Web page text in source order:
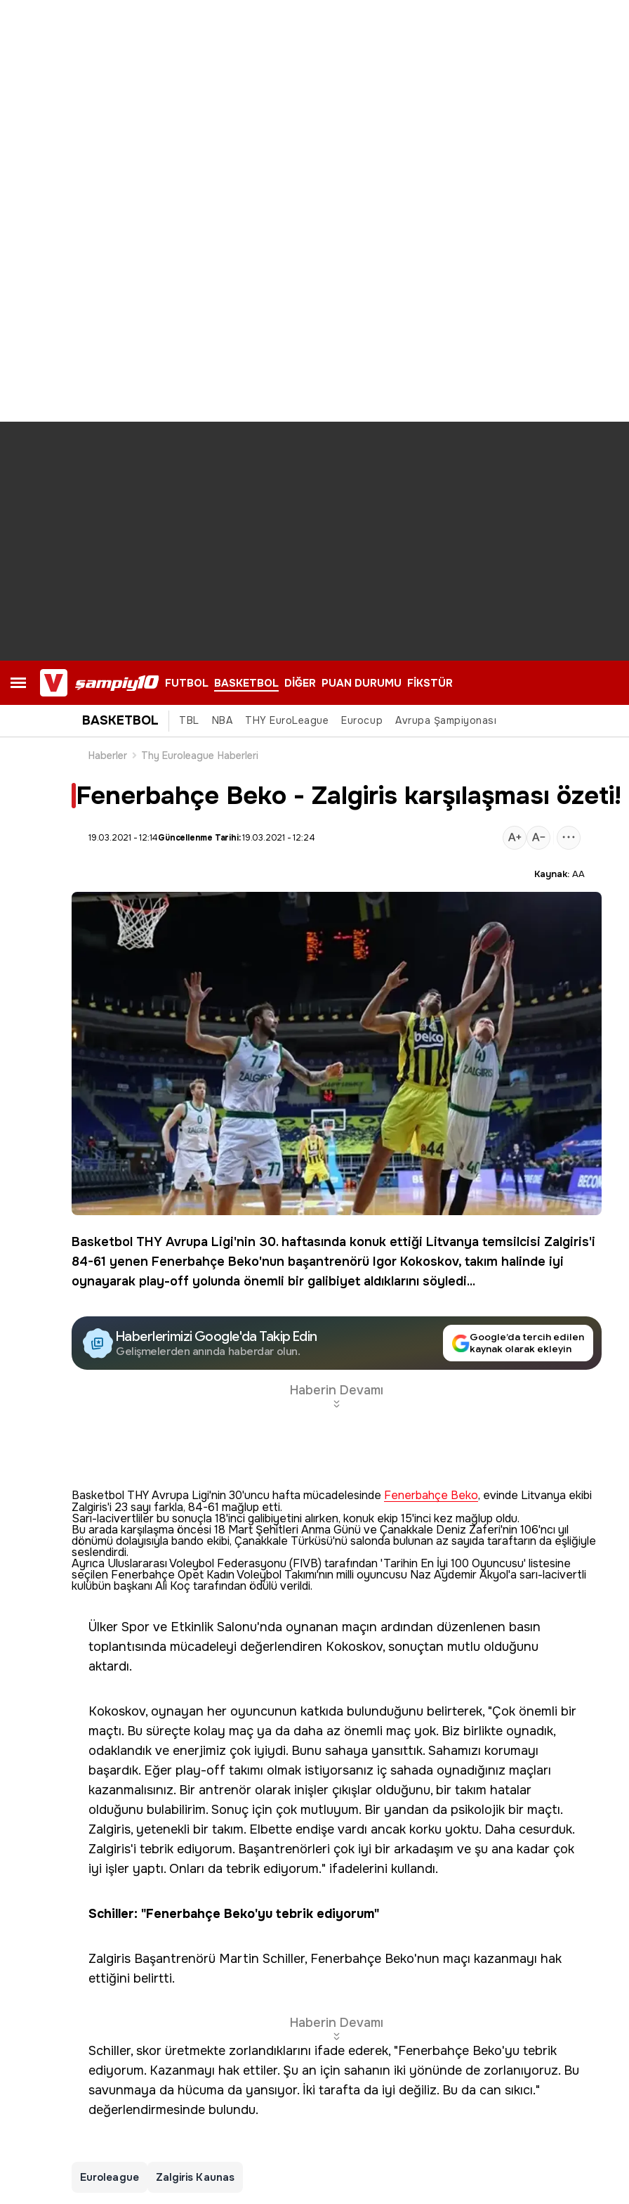
FUTBOL BASKETBOL DİĞER PUAN DURUMU FİKSTÜR
BASKETBOL TBL NBA THY EuroLeague Eurocup Avrupa Şampiyonası
Haberler Thy Euroleague Haberleri
Fenerbahçe Beko - Zalgiris karşılaşması özeti!
19.03.2021 - 12:14Güncellenme Tarihi:19.03.2021 - 12:24
Kaynak: AA
Basketbol THY Avrupa Ligi'nin 30. haftasında konuk ettiği Litvanya temsilcisi Zalgiris'i
84-61 yenen Fenerbahçe Beko'nun başantrenörü Igor Kokoskov, takım halinde iyi
oynayarak play-off yolunda önemli bir galibiyet aldıklarını söyledi...
Haberlerimizi Google'da Takip Edin
Gelişmelerden anında haberdar olun.
Google’da tercih edilen
kaynak olarak ekleyin
Haberin Devamı
Basketbol THY Avrupa Ligi'nin 30'uncu hafta mücadelesinde Fenerbahçe Beko, evinde Litvanya ekibi
Zalgiris'i 23 sayı farkla, 84-61 mağlup etti.
Sarı-lacivertliler bu sonuçla 18'inci galibiyetini alırken, konuk ekip 15'inci kez mağlup oldu.
Bu arada karşılaşma öncesi 18 Mart Şehitleri Anma Günü ve Çanakkale Deniz Zaferi'nin 106'ncı yıl
dönümü dolayısıyla bando ekibi, Çanakkale Türküsü'nü salonda bulunan az sayıda taraftarın da eşliğiyle
seslendirdi.
Ayrıca Uluslararası Voleybol Federasyonu (FIVB) tarafından 'Tarihin En İyi 100 Oyuncusu' listesine
seçilen Fenerbahçe Opet Kadın Voleybol Takımı'nın milli oyuncusu Naz Aydemir Akyol'a sarı-lacivertli
kulübün başkanı Ali Koç tarafından ödülü verildi.
Ülker Spor ve Etkinlik Salonu'nda oynanan maçın ardından düzenlenen basın
toplantısında mücadeleyi değerlendiren Kokoskov, sonuçtan mutlu olduğunu
aktardı.
Kokoskov, oynayan her oyuncunun katkıda bulunduğunu belirterek, "Çok önemli bir
maçtı. Bu süreçte kolay maç ya da daha az önemli maç yok. Biz birlikte oynadık,
odaklandık ve enerjimiz çok iyiydi. Bunu sahaya yansıttık. Sahamızı korumayı
başardık. Eğer play-off takımı olmak istiyorsanız iç sahada oynadığınız maçları
kazanmalısınız. Bir antrenör olarak inişler çıkışlar olduğunu, bir takım hatalar
olduğunu bulabilirim. Sonuç için çok mutluyum. Bir yandan da psikolojik bir maçtı.
Zalgiris, yetenekli bir takım. Elbette endişe vardı ancak korku yoktu. Daha cesurduk.
Zalgiris'i tebrik ediyorum. Başantrenörleri çok iyi bir arkadaşım ve şu ana kadar çok
iyi işler yaptı. Onları da tebrik ediyorum." ifadelerini kullandı.
Schiller: "Fenerbahçe Beko'yu tebrik ediyorum"
Zalgiris Başantrenörü Martin Schiller, Fenerbahçe Beko'nun maçı kazanmayı hak
ettiğini belirtti.
Haberin Devamı
Schiller, skor üretmekte zorlandıklarını ifade ederek, "Fenerbahçe Beko'yu tebrik
ediyorum. Kazanmayı hak ettiler. Şu an için sahanın iki yönünde de zorlanıyoruz. Bu
savunmaya da hücuma da yansıyor. İki tarafta da iyi değiliz. Bu da can sıkıcı."
değerlendirmesinde bulundu.
Euroleague Zalgiris Kaunas